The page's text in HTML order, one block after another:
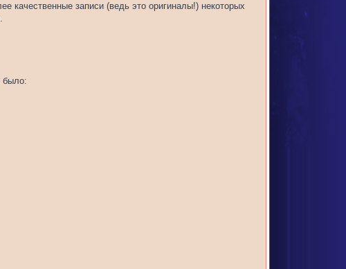
качественные записи (ведь это оригиналы!) некоторых
было: